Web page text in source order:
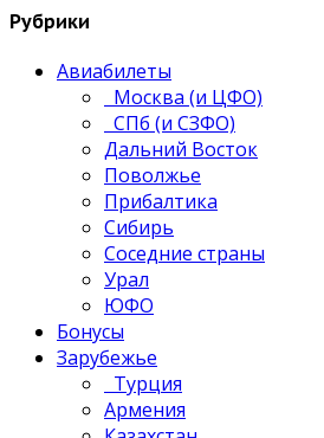
Рубрики
Авиабилеты
Москва (и ЦФО)
СПб (и СЗФО)
Дальний Восток
Поволжье
Прибалтика
Сибирь
Соседние страны
Урал
ЮФО
Бонусы
Зарубежье
Турция
Армения